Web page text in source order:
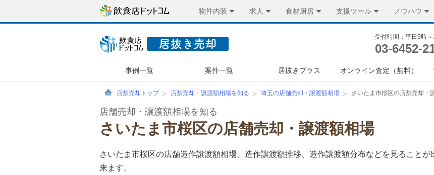
物件内装 求人 食材厨房 支援ツール ノウハウ
受付時間：平日9時
03-6452-
事例一覧 案件一覧 居抜きプラス オンライン査定（無料）
店舗売却トップ 店舗売却・譲渡額相場を知る 埼玉の店舗売却・譲渡額相場 さいたま市桜区の店舗売却・
店舗売却・譲渡額相場を知る
さいたま市桜区の店舗売却・譲渡額相場
さいたま市桜区の店舗造作譲渡額相場、造作譲渡額推移、造作譲渡額分布などを見ることが
来ます。